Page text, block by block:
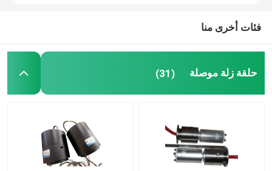
فئات أخرى منا
حلقة زلة موصلة (31)